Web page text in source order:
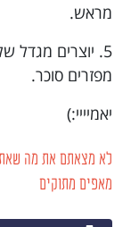
מראש.
5. יוצרים
מפזרים סוכר.
יאמיייי:)
לא מצאתם את מה
מאפים מתוקים